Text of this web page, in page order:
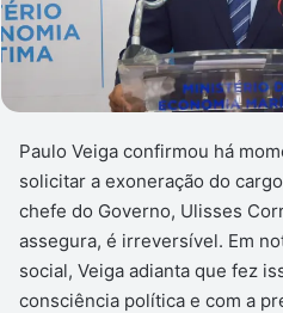
Paulo Veiga confirmou há
solicitar a exoneração do
chefe do Governo, Ulisses
assegura, é irreversível. Em
social, Veiga adianta que fez
consciência política e com a